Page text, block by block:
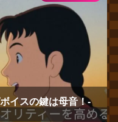
イスの鍵は母音！‐